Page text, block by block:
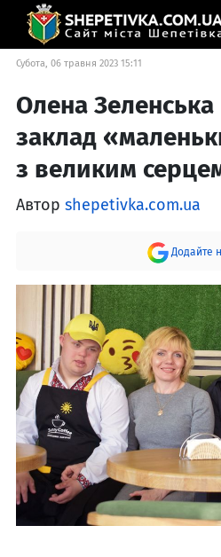
Субота, 06 травня 2023 15:11
Олена
заклад
з великим
Автор shepetivka.com.ua
Додайте